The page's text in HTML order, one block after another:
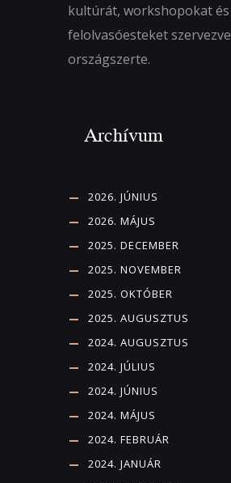
kultúrát, workshopokat és
felolvasóesteket szervezve
országszerte.
Archívum
2026. JÚNIUS
2026. MÁJUS
2025. DECEMBER
2025. NOVEMBER
2025. OKTÓBER
2025. AUGUSZTUS
2024. AUGUSZTUS
2024. JÚLIUS
2024. JÚNIUS
2024. MÁJUS
2024. FEBRUÁR
2024. JANUÁR